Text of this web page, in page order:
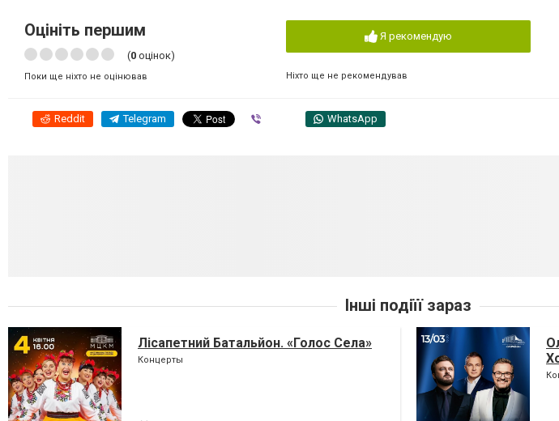
Оцініть першим
(0 оцінок)
Поки ще ніхто не оцінював
Я рекомендую
Ніхто ще не рекомендував
Reddit Telegram WhatsApp
Інші подіїї зараз
Лісапетний Батальйон. «Голос Села»
Концерты